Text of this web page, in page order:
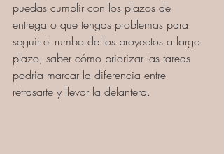
puedas cumplir con los plazos de
entrega o que tengas problemas para
seguir el rumbo de los proyectos a largo
plazo, saber cómo priorizar las tareas
podría marcar la diferencia entre
retrasarte y llevar la delantera.